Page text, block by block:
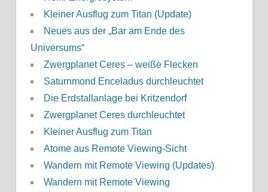
Kleiner Ausflug zum Titan (Update)
Neues aus der „Bar am Ende des
Universums“
Zwergplanet Ceres – weiße Flecken
Saturnmond Enceladus durchleuchtet
Die Erdstallanlage bei Kritzendorf
Zwergplanet Ceres durchleuchtet
Kleiner Ausflug zum Titan
Atome aus Remote Viewing-Sicht
Wandern mit Remote Viewing (Updates)
Wandern mit Remote Viewing